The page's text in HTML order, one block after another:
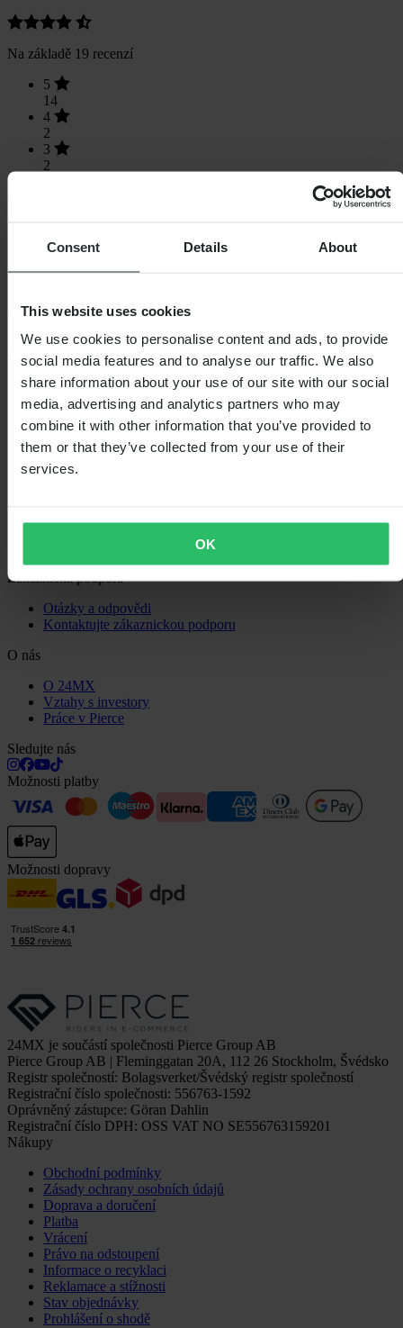
Consent Details About
This website uses cookies
We use cookies to personalise content and ads, to provide
social media features and to analyse our traffic. We also
share information about your use of our site with our social
media, advertising and analytics partners who may
combine it with other information that you’ve provided to
them or that they’ve collected from your use of their
services.
OK
Na základě 19 recenzí
5
14
4
2
3
2
Obchodní podmínky
Zásady ochrany osobních údajů
Doprava a doručení
Platba
Vrácení
Zákaznická podpora
Otázky a odpovědi
Kontaktujte zákaznickou podporu
O nás
O 24MX
Vztahy s investory
Práce v Pierce
Sledujte nás
Možnosti platby
Možnosti dopravy
24MX je součástí společnosti Pierce Group AB
Pierce Group AB | Fleminggatan 20A, 112 26 Stockholm, Švédsko
Registr společností: Bolagsverket/Švédský registr společností
Registrační číslo společnosti: 556763-1592
Oprávněný zástupce: Göran Dahlin
Registrační číslo DPH: OSS VAT NO SE556763159201
Nákupy
Obchodní podmínky
Zásady ochrany osobních údajů
Doprava a doručení
Platba
Vrácení
Právo na odstoupení
Informace o recyklaci
Reklamace a stížnosti
Stav objednávky
Prohlášení o shodě